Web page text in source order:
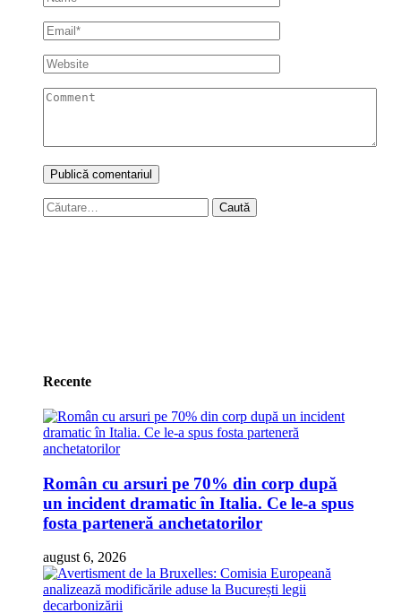
Caută
după:
Recente
Român cu arsuri pe 70% din corp după
un incident dramatic în Italia. Ce le-a spus
fosta parteneră anchetatorilor
august 6, 2026